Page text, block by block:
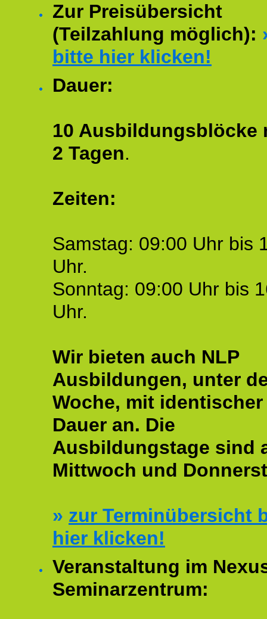
Zur Preisübersicht
(Teilzahlung möglich):
bitte hier klicken!
Dauer:
10 Ausbildungsblöcke
2 Tagen.
Zeiten:
Samstag: 09:00 Uhr bis
Uhr.
Sonntag: 09:00 Uhr bis
Uhr.
Wir bieten auch NLP
Ausbildungen, unter
Woche, mit identischer
Dauer an. Die
Ausbildungstage sind
Mittwoch und
» zur Terminübersicht
hier klicken!
Veranstaltung im
Seminarzentrum: